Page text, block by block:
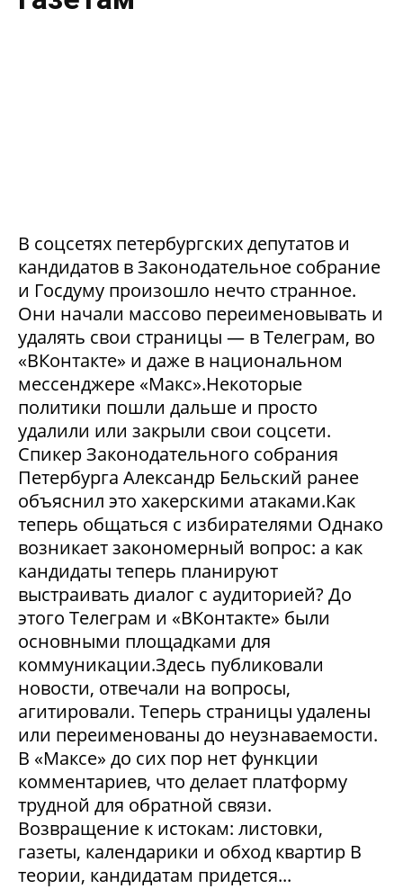
В соцсетях петербургских депутатов и
кандидатов в Законодательное собрание
и Госдуму произошло нечто странное.
Они начали массово переименовывать и
удалять свои страницы — в Телеграм, во
«ВКонтакте» и даже в национальном
мессенджере «Макс».Некоторые
политики пошли дальше и просто
удалили или закрыли свои соцсети.
Спикер Законодательного собрания
Петербурга Александр Бельский ранее
объяснил это хакерскими атаками.Как
теперь общаться с избирателями Однако
возникает закономерный вопрос: а как
кандидаты теперь планируют
выстраивать диалог с аудиторией? До
этого Телеграм и «ВКонтакте» были
основными площадками для
коммуникации.Здесь публиковали
новости, отвечали на вопросы,
агитировали. Теперь страницы удалены
или переименованы до неузнаваемости.
В «Максе» до сих пор нет функции
комментариев, что делает платформу
трудной для обратной связи.
Возвращение к истокам: листовки,
газеты, календарики и обход квартир В
теории, кандидатам придется...